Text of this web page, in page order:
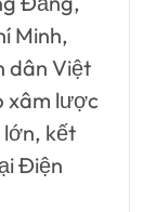
Minh,
dân Việt
xâm lược
kết
Điện